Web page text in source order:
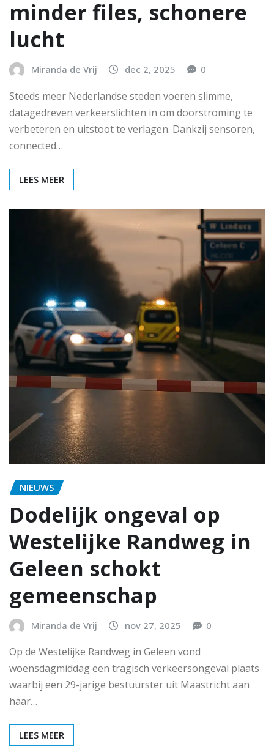
minder files, schonere
lucht
Miranda de Vrij dec 2, 2025 0
Steeds meer Nederlandse steden voeren slimme,
datagedreven verkeerslichten in om doorstroming te
verbeteren en uitstoot te verlagen. Dankzij sensoren,
connected…
LEES MEER
NIEUWS
Dodelijk ongeval op
Westelijke Randweg in
Geleen schokt
gemeenschap
Miranda de Vrij nov 27, 2025 0
Op de Westelijke Randweg in Geleen vond
woensdagmiddag een tragisch verkeersongeval plaats
waarbij een 29-jarige bestuurster uit Maastricht aan
haar…
LEES MEER